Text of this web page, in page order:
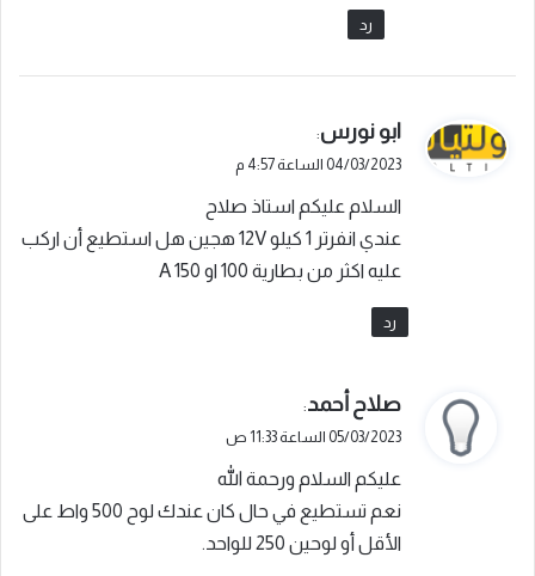
رد
ي
ق
ل
ابو نورس:
04/03/2023 الساعة 4:57 م
السلام عليكم استاذ صلاح
عندي انفرتر 1 كيلو 12V هجين هل استطيع أن اركب
عليه اكثر من بطارية 100 او 150 A
رد
ي
ق
ل
صلاح أحمد:
05/03/2023 الساعة 11:33 ص
عليكم السلام ورحمة الله
نعم تستطيع في حال كان عندك لوح 500 واط على
الأقل أو لوحين 250 للواحد.